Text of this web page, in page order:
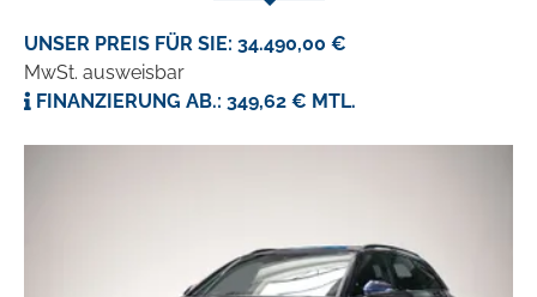
UNSER PREIS FÜR SIE: 34.490,00 €
MwSt. ausweisbar
FINANZIERUNG AB.: 349,62 € MTL.